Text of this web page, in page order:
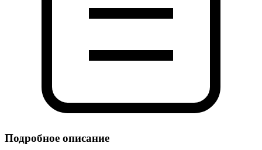
Подробное описание